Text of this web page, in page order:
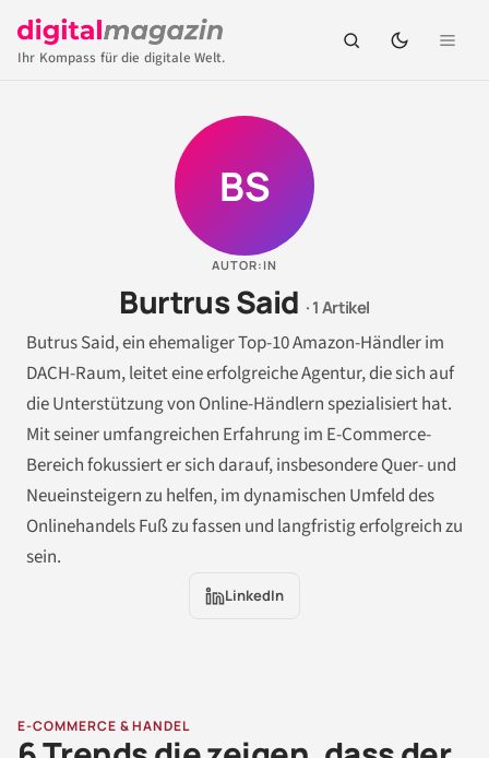
Ihr Kompass für die digitale Welt.
BS
AUTOR:IN
Burtrus Said · 1 Artikel
Butrus Said, ein ehemaliger Top-10 Amazon-Händler im
DACH-Raum, leitet eine erfolgreiche Agentur, die sich auf
die Unterstützung von Online-Händlern spezialisiert hat.
Mit seiner umfangreichen Erfahrung im E-Commerce-
Bereich fokussiert er sich darauf, insbesondere Quer- und
Neueinsteigern zu helfen, im dynamischen Umfeld des
Onlinehandels Fuß zu fassen und langfristig erfolgreich zu
sein.
LinkedIn
E-COMMERCE & HANDEL